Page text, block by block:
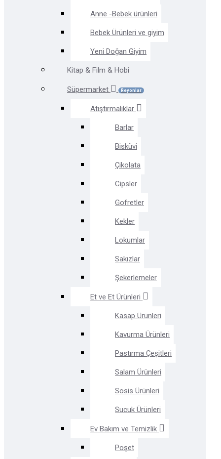
Anne -Bebek ürünleri
Bebek Ürünleri ve giyim
Yeni Doğan Giyim
Kitap & Film & Hobi
Süpermarket Reyonlar
Atıştırmalıklar
Barlar
Bisküvi
Çikolata
Cipsler
Gofretler
Kekler
Lokumlar
Sakızlar
Şekerlemeler
Et ve Et Ürünleri
Kasap Ürünleri
Kavurma Ürünleri
Pastırma Çeşitleri
Salam Ürünleri
Sosis Ürünleri
Sucuk Ürünleri
Ev Bakım ve Temizlik
Poşet